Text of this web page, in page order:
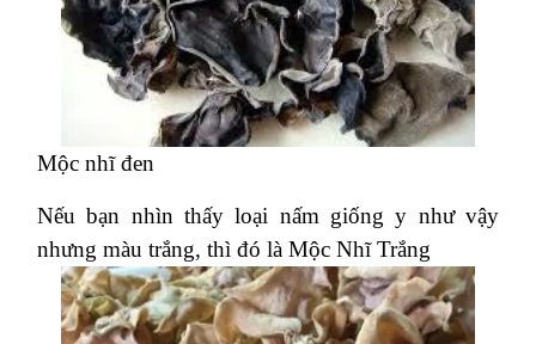
Mộc nhĩ đen
Nếu bạn nhìn thấy loại nấm giống y như vậy
nhưng màu trắng, thì đó là Mộc Nhĩ Trắng